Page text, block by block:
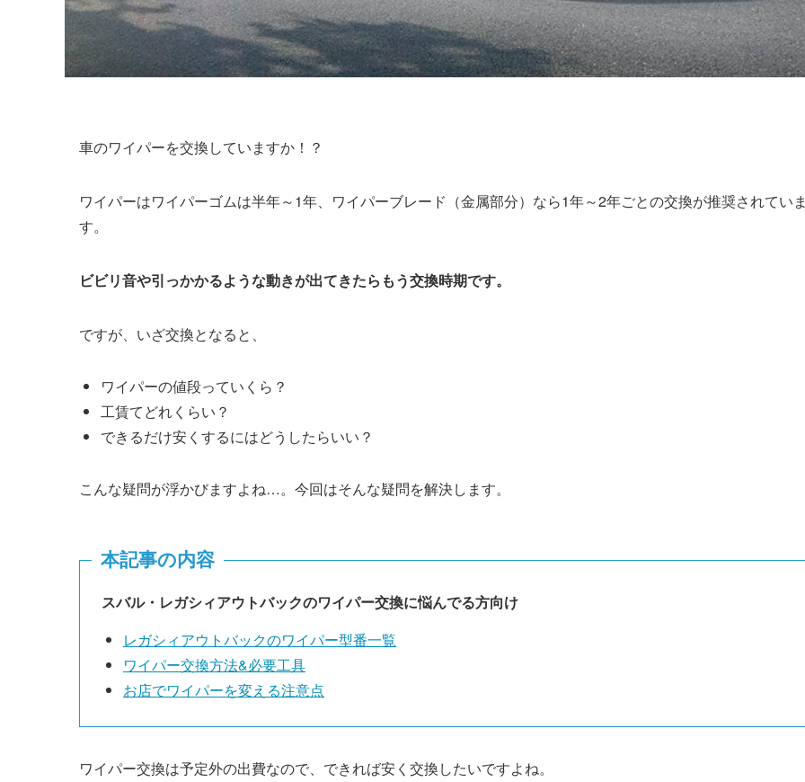
車のワイパーを交換していますか！？
ワイパーはワイパーゴムは半年～1年、ワイパーブレード（金属部分）なら1年～2年ごとの交換が推奨されていま
す。
ビビリ音や引っかかるような動きが出てきたらもう交換時期です。
ですが、いざ交換となると、
ワイパーの値段っていくら？
工賃てどれくらい？
できるだけ安くするにはどうしたらいい？
こんな疑問が浮かびますよね…。今回はそんな疑問を解決します。
本記事の内容
スバル・ レガシィアウトバックのワイパー交換に悩んでる方向け
レガシィアウトバックのワイパー型番一覧
ワイパー交換方法&必要工具
お店でワイパーを変える注意点
ワイパー交換は予定外の出費なので、できれば安く交換したいですよね。